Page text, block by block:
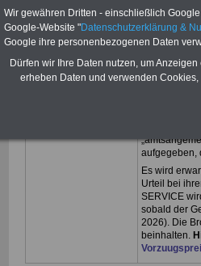
Beamtinnen
können mit
13.000 Euro
Kindern wird
aufgegeben,
Es wird
Urteil bei
SERVICE
sobald der
2026). Die
beinhalten.
Wir gewähren Dritten - einschließlich
Google-Website "Datenschutzerklärung &
Google ihre personenbezogenen Daten
Dürfen wir Ihre Daten nutzen, um
erheben Daten und verwenden